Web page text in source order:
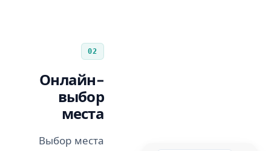
02
Онлайн-
выбор
места
Выбор места